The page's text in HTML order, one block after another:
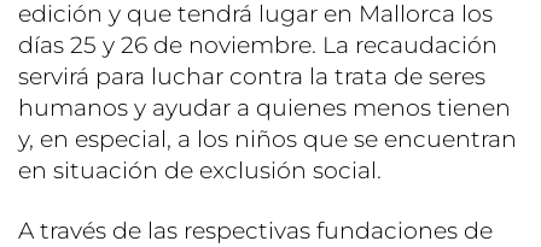
edición y que tendrá lugar en Mallorca los
días 25 y 26 de noviembre. La recaudación
servirá para luchar contra la trata de seres
humanos y ayudar a quienes menos tienen
y, en especial, a los niños que se encuentran
en situación de exclusión social.
A través de las respectivas fundaciones de